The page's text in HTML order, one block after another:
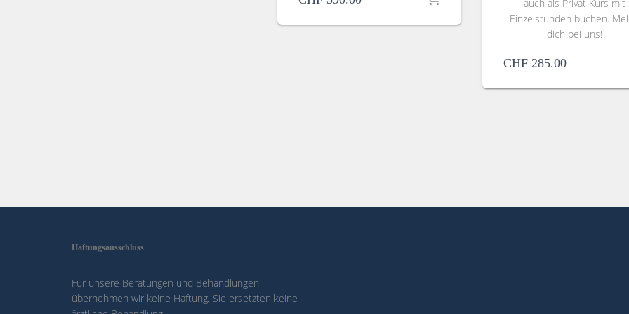
auch als Privat Kurs mit
Einzelstunden buchen.
dich bei uns!
CHF 285.00
Haftungsausschluss
Für unsere Beratungen und Behandlungen
übernehmen wir keine Haftung. Sie ersetzten keine